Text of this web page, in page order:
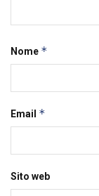
Nome *
Email *
Sito web